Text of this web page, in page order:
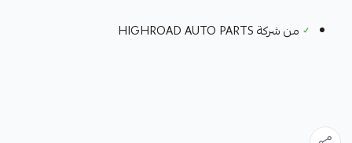
✓ من شركة HIGHROAD AUTO PARTS